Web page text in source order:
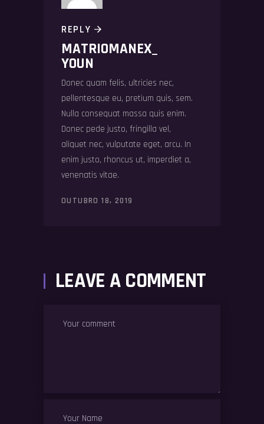
REPLY
MATRIOMANEX_
YOUN
Donec quam felis, ultricies nec,
pellentesque eu, pretium quis, sem.
Nulla consequat massa quis enim.
Donec pede justo, fringilla vel,
aliquet nec, vulputate eget, arcu. In
enim justo, rhoncus ut, imperdiet a,
venenatis vitae.
OUTUBRO 18, 2019
LEAVE A COMMENT